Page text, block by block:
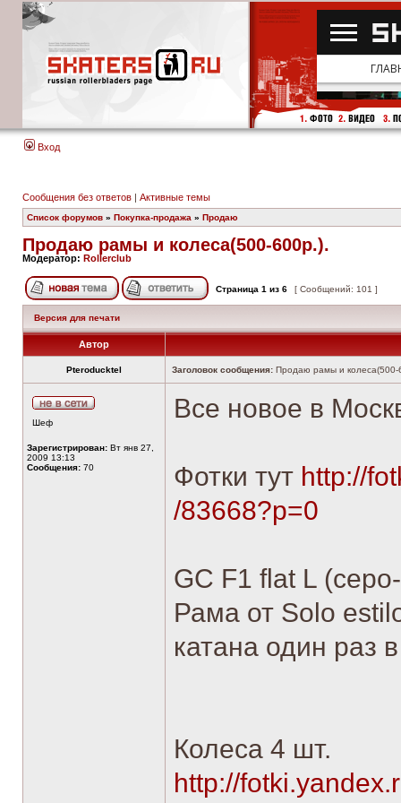
Вход
Сообщения без ответов | Активные темы
Список форумов » Покупка-продажа » Продаю
Продаю рамы и колеса(500-600р.).
Модератор: Rollerclub
Страница 1 из 6 [ Сообщений: 101 ]
Версия для печати
Автор
Pteroducktel Заголовок сообщения: Продаю рамы и колеса(500-
Шеф
Зарегистрирован: Вт янв 27,
2009 13:13
Сообщения: 70
Все новое в
Фотки тут http://
/83668?p=0
GC F1 flat L
Рама от Solo
катана один раз
Колеса 4 шт.
http://